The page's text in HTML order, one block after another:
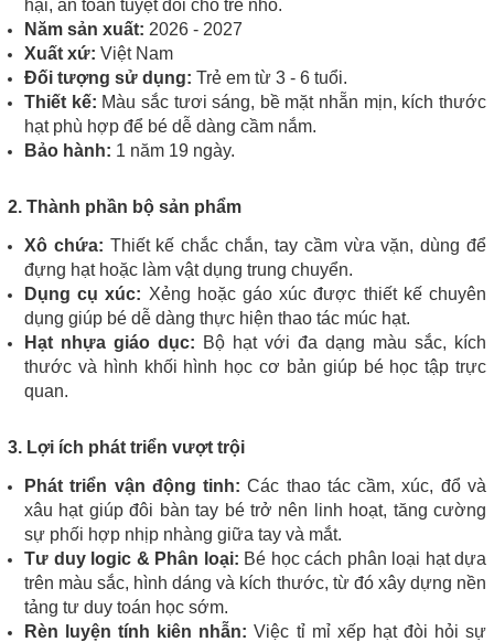
hại, an toàn tuyệt đối cho trẻ nhỏ.
Năm sản xuất: 2026 - 2027
Xuất xứ: Việt Nam
Đối tượng sử dụng: Trẻ em từ 3 - 6 tuổi.
Thiết kế: Màu sắc tươi sáng, bề mặt nhẵn mịn, kích thước
hạt phù hợp để bé dễ dàng cầm nắm.
Bảo hành: 1 năm 19 ngày.
2. Thành phần bộ sản phẩm
Xô chứa: Thiết kế chắc chắn, tay cầm vừa vặn, dùng để
đựng hạt hoặc làm vật dụng trung chuyển.
Dụng cụ xúc: Xẻng hoặc gáo xúc được thiết kế chuyên
dụng giúp bé dễ dàng thực hiện thao tác múc hạt.
Hạt nhựa giáo dục: Bộ hạt với đa dạng màu sắc, kích
thước và hình khối hình học cơ bản giúp bé học tập trực
quan.
3. Lợi ích phát triển vượt trội
Phát triển vận động tinh: Các thao tác cầm, xúc, đổ và
xâu hạt giúp đôi bàn tay bé trở nên linh hoạt, tăng cường
sự phối hợp nhịp nhàng giữa tay và mắt.
Tư duy logic & Phân loại: Bé học cách phân loại hạt dựa
trên màu sắc, hình dáng và kích thước, từ đó xây dựng nền
tảng tư duy toán học sớm.
Rèn luyện tính kiên nhẫn: Việc tỉ mỉ xếp hạt đòi hỏi sự